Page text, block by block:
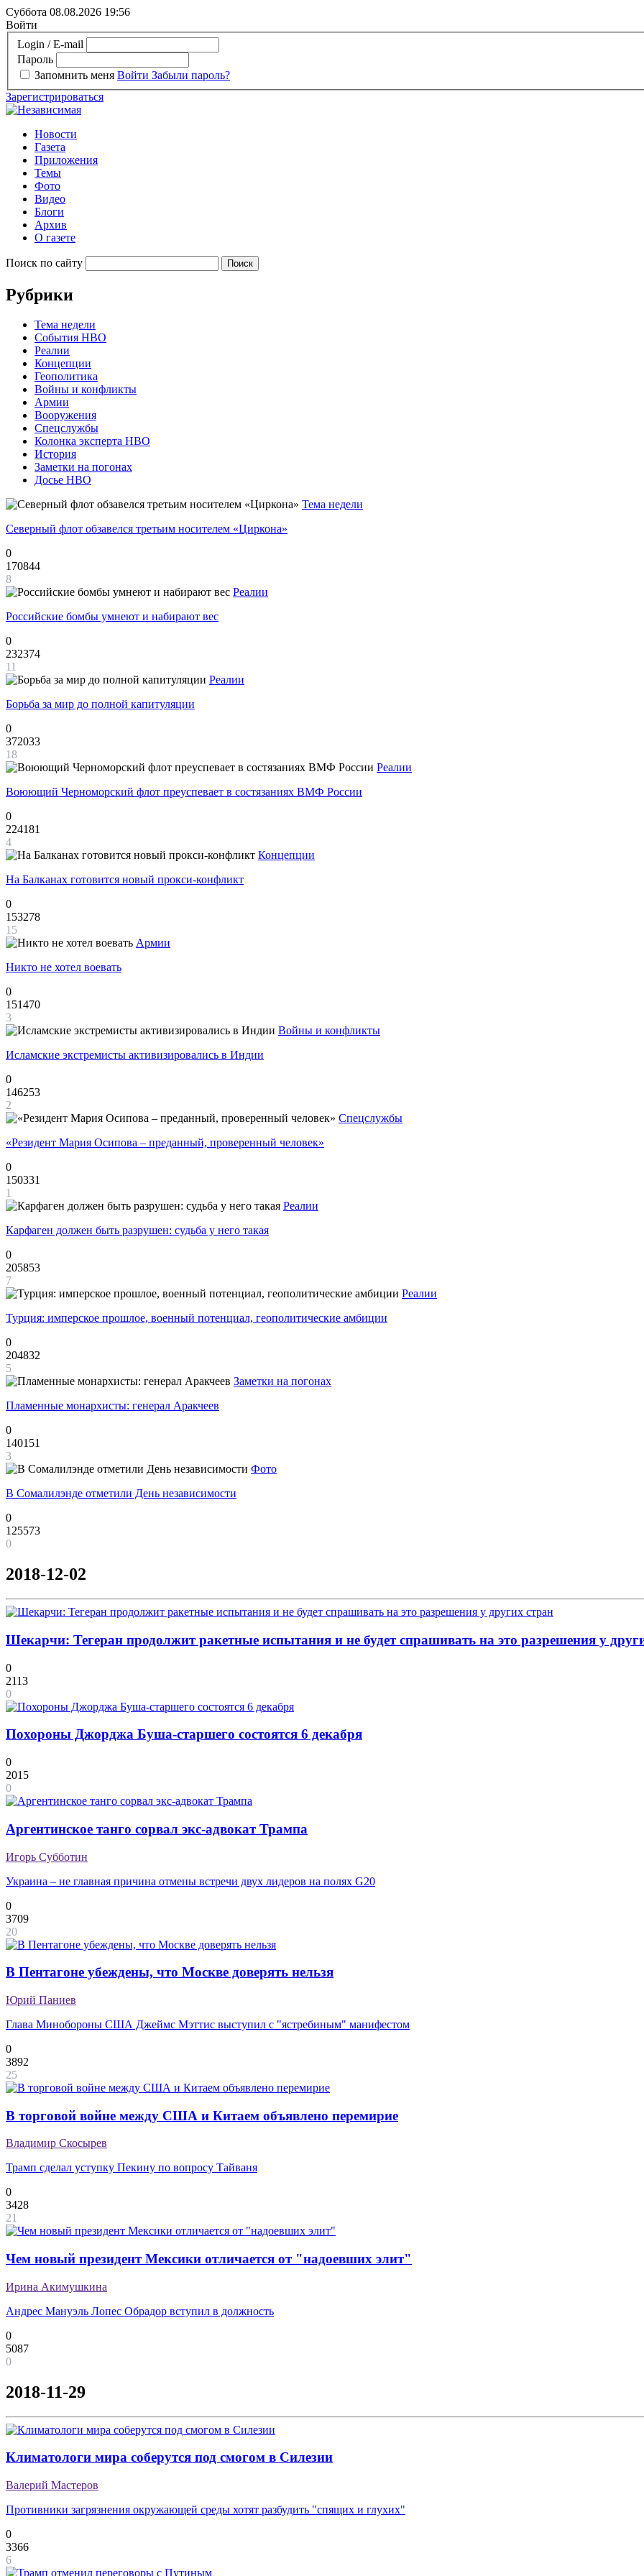
Суббота 08.08.2026 19:56
Войти
Login / E-mail
Пароль
Запомнить меня Войти Забыли пароль?
Зарегистрироваться
Новости
Газета
Приложения
Темы
Фото
Видео
Блоги
Архив
О газете
Поиск по сайту
Рубрики
Тема недели
События НВО
Реалии
Концепции
Геополитика
Войны и конфликты
Армии
Вооружения
Спецслужбы
Колонка эксперта НВО
История
Заметки на погонах
Досье НВО
Тема недели
Северный флот обзавелся третьим носителем «Циркона»
0
170844
8
Реалии
Российские бомбы умнеют и набирают вес
0
232374
11
Реалии
Борьба за мир до полной капитуляции
0
372033
18
Реалии
Воюющий Черноморский флот преуспевает в состязаниях ВМФ России
0
224181
4
Концепции
На Балканах готовится новый прокси-конфликт
0
153278
15
Армии
Никто не хотел воевать
0
151470
3
Войны и конфликты
Исламские экстремисты активизировались в Индии
0
146253
2
Спецслужбы
«Резидент Мария Осипова – преданный, проверенный человек»
0
150331
1
Реалии
Карфаген должен быть разрушен: судьба у него такая
0
205853
7
Реалии
Турция: имперское прошлое, военный потенциал, геополитические амбиции
0
204832
5
Заметки на погонах
Пламенные монархисты: генерал Аракчеев
0
140151
3
Фото
В Сомалилэнде отметили День независимости
0
125573
0
2018-12-02
Шекарчи: Тегеран продолжит ракетные испытания и не будет спрашивать на это разрешения у
0
2113
0
Похороны Джорджа Буша-старшего состоятся 6 декабря
0
2015
0
Аргентинское танго сорвал экс-адвокат Трампа
Игорь Субботин
Украина – не главная причина отмены встречи двух лидеров на полях G20
0
3709
20
В Пентагоне убеждены, что Москве доверять нельзя
Юрий Паниев
Глава Минобороны США Джеймс Мэттис выступил с "ястребиным" манифестом
0
3892
25
В торговой войне между США и Китаем объявлено перемирие
Владимир Скосырев
Трамп сделал уступку Пекину по вопросу Тайваня
0
3428
21
Чем новый президент Мексики отличается от "надоевших элит"
Ирина Акимушкина
Андрес Мануэль Лопес Обрадор вступил в должность
0
5087
0
2018-11-29
Климатологи мира соберутся под смогом в Силезии
Валерий Мастеров
Противники загрязнения окружающей среды хотят разбудить "спящих и глухих"
0
3366
6